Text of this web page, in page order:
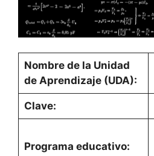
Nombre de la Unidad
de Aprendizaje (UDA):
Clave:
Programa educativo: